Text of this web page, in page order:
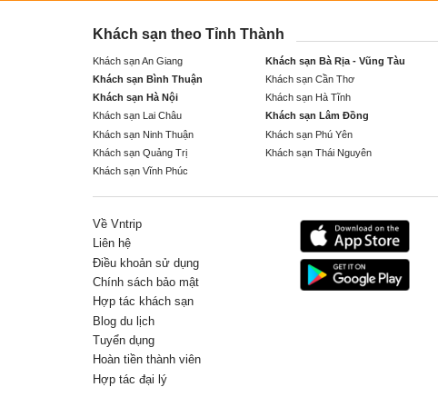
Khách sạn theo Tỉnh Thành
Khách sạn An Giang Khách sạn Bà Rịa - Vũng Tàu
Khách sạn Bình Thuận
Khách sạn Cần Thơ
Khách sạn Hà Nội
Khách sạn Hà Tĩnh
Khách sạn Lai Châu
Khách sạn Lâm Đồng
Khách sạn Ninh Thuận
Khách sạn Phú Yên
Khách sạn Quảng Trị
Khách sạn Thái Nguyên
Khách sạn Vĩnh Phúc
Về Vntrip
Liên hệ
Điều khoản sử dụng
Chính sách bảo mật
Hợp tác khách sạn
Blog du lịch
Tuyển dụng
Hoàn tiền thành viên
Hợp tác đại lý